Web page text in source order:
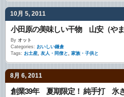
10月 5, 2011
小田原の美味しい干物 山安（やま
By オット
Categories: おいしい鎌倉
Tags: お土産, 友人・同僚と, 家族・子供と
8月 6, 2011